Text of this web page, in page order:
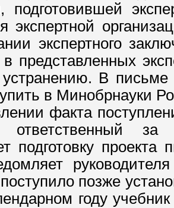
подготовившей
экспертной
экспертного
в представленных
В письме
в Минобрнауки
факта
ответственный за
подготовку
позже
году